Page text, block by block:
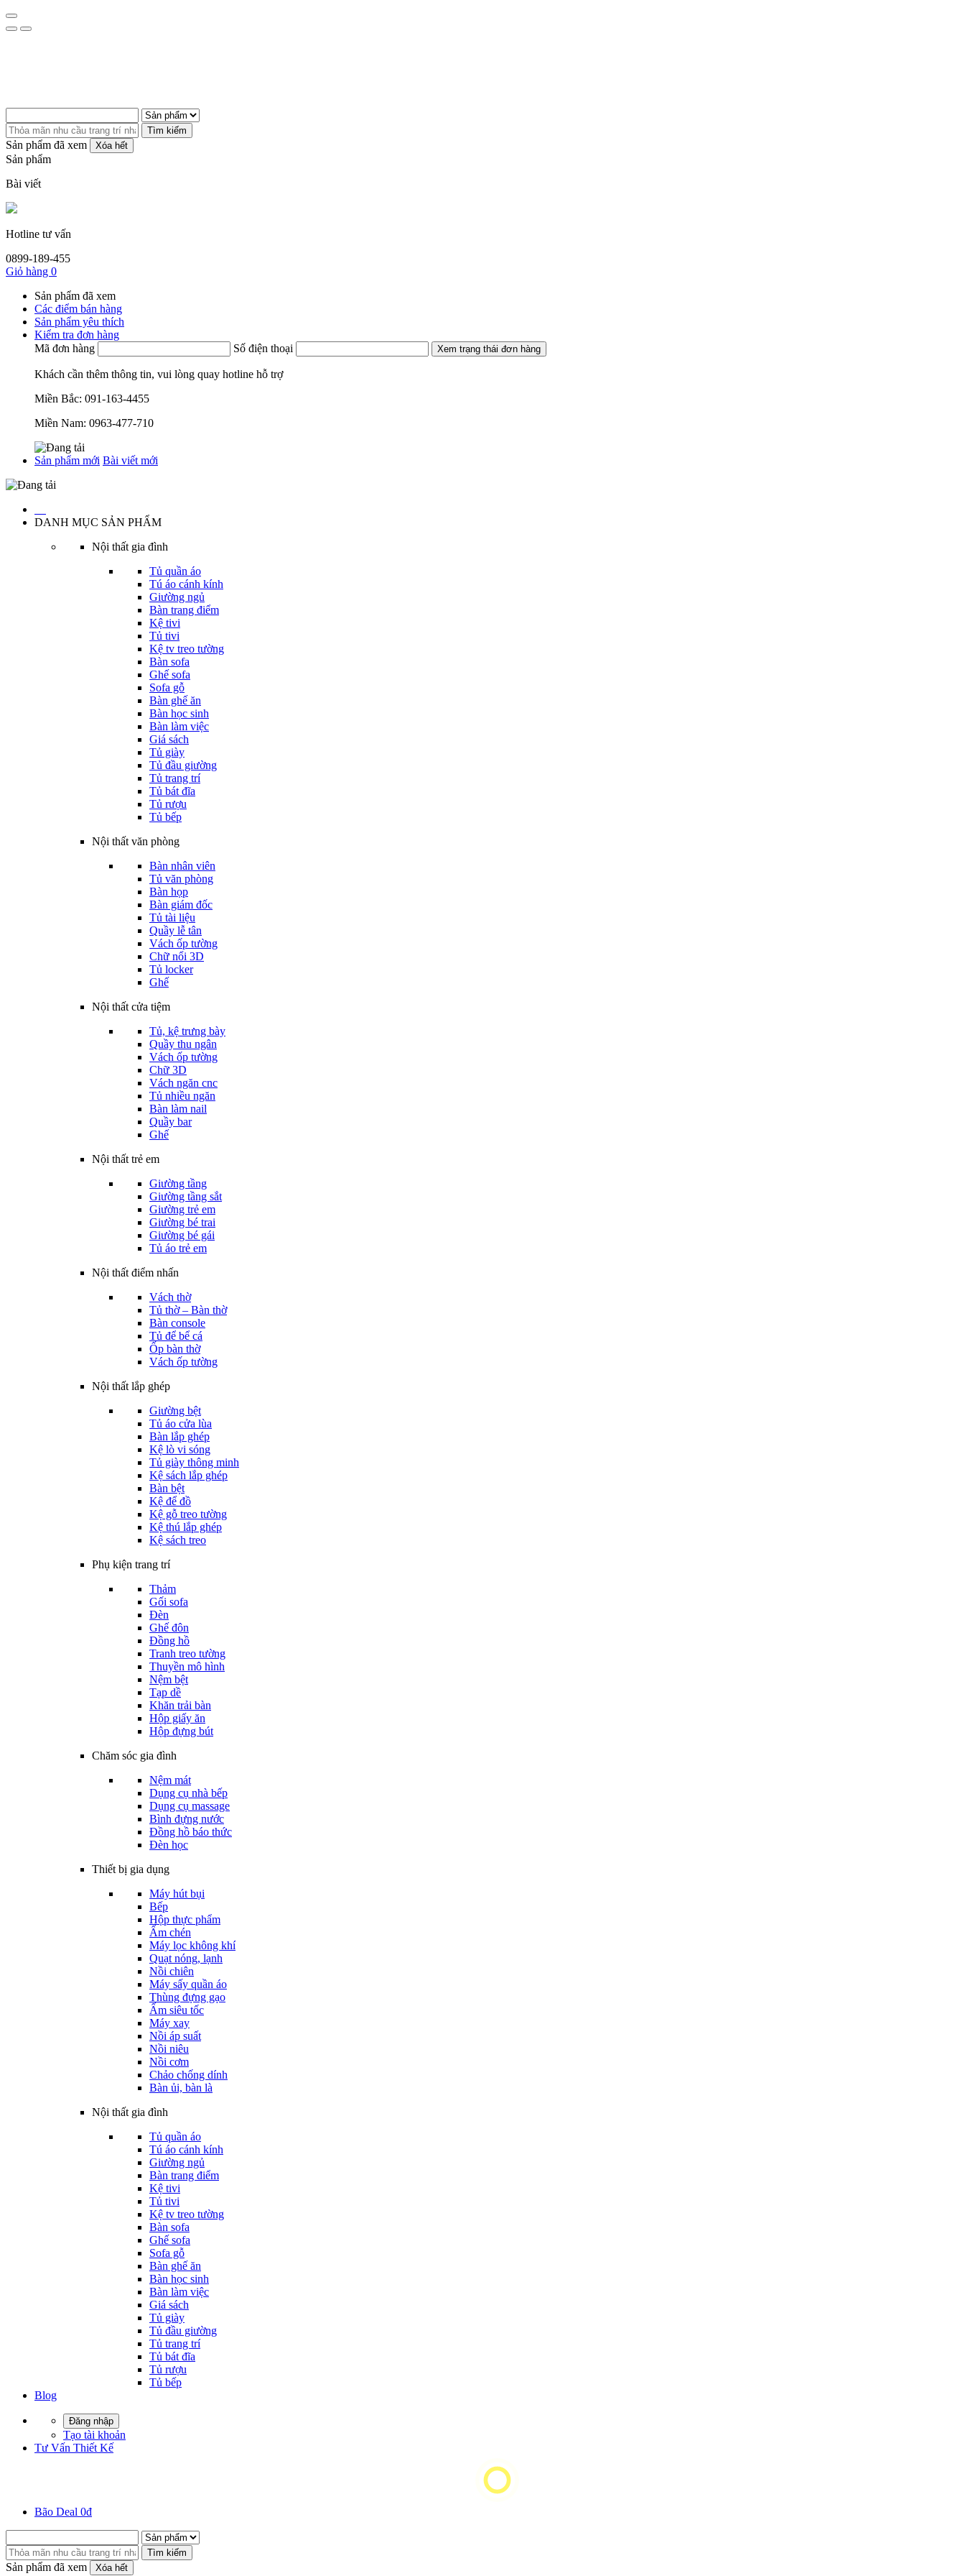
Tìm kiếm
Sản phẩm đã xem Xóa hết
Sản phẩm
Bài viết
Hotline tư vấn
0899-189-455
Giỏ hàng 0
Sản phẩm đã xem
Các điểm bán hàng
Sản phẩm yêu thích
Kiểm tra đơn hàng
Mã đơn hàng
Số điện thoại Xem trạng thái đơn hàng
Khách cần thêm thông tin, vui lòng quay hotline hỗ trợ
Miền Bắc: 091-163-4455
Miền Nam: 0963-477-710
Sản phẩm mới Bài viết mới
DANH MỤC SẢN PHẨM
Nội thất gia đình
Tủ quần áo
Tú áo cánh kính
Giường ngủ
Bàn trang điểm
Kệ tivi
Tủ tivi
Kệ tv treo tường
Bàn sofa
Ghế sofa
Sofa gỗ
Bàn ghế ăn
Bàn học sinh
Bàn làm việc
Giá sách
Tủ giày
Tủ đầu giường
Tủ trang trí
Tủ bát đĩa
Tủ rượu
Tủ bếp
Nội thất văn phòng
Bàn nhân viên
Tủ văn phòng
Bàn họp
Bàn giám đốc
Tủ tài liệu
Quầy lễ tân
Vách ốp tường
Chữ nổi 3D
Tủ locker
Ghế
Nội thất cửa tiệm
Tủ, kệ trưng bày
Quầy thu ngân
Vách ốp tường
Chữ 3D
Vách ngăn cnc
Tủ nhiều ngăn
Bàn làm nail
Quầy bar
Ghế
Nội thất trẻ em
Giường tầng
Giường tầng sắt
Giường trẻ em
Giường bé trai
Giường bé gái
Tủ áo trẻ em
Nội thất điểm nhấn
Vách thờ
Tủ thờ – Bàn thờ
Bàn console
Tủ để bể cá
Ốp bàn thờ
Vách ốp tường
Nội thất lắp ghép
Giường bệt
Tủ áo cửa lùa
Bàn lắp ghép
Kệ lò vi sóng
Tủ giày thông minh
Kệ sách lắp ghép
Bàn bệt
Kệ để đồ
Kệ gỗ treo tường
Kệ thú lắp ghép
Kệ sách treo
Phụ kiện trang trí
Thảm
Gối sofa
Đèn
Ghế đôn
Đồng hồ
Tranh treo tường
Thuyền mô hình
Nệm bệt
Tạp dề
Khăn trải bàn
Hộp giấy ăn
Hộp đựng bút
Chăm sóc gia đình
Nệm mát
Dụng cụ nhà bếp
Dụng cụ massage
Bình đựng nước
Đồng hồ báo thức
Đèn học
Thiết bị gia dụng
Máy hút bụi
Bếp
Hộp thực phẩm
Ấm chén
Máy lọc không khí
Quạt nóng, lạnh
Nồi chiên
Máy sấy quần áo
Thùng đựng gạo
Ấm siêu tốc
Máy xay
Nồi áp suất
Nồi niêu
Nồi cơm
Chảo chống dính
Bàn ủi, bàn là
Nội thất gia đình
Tủ quần áo
Tú áo cánh kính
Giường ngủ
Bàn trang điểm
Kệ tivi
Tủ tivi
Kệ tv treo tường
Bàn sofa
Ghế sofa
Sofa gỗ
Bàn ghế ăn
Bàn học sinh
Bàn làm việc
Giá sách
Tủ giày
Tủ đầu giường
Tủ trang trí
Tủ bát đĩa
Tủ rượu
Tủ bếp
Blog
Đăng nhập
Tạo tài khoản
Tư Vấn Thiết Kế
Bão Deal 0đ
Tìm kiếm
Sản phẩm đã xem Xóa hết